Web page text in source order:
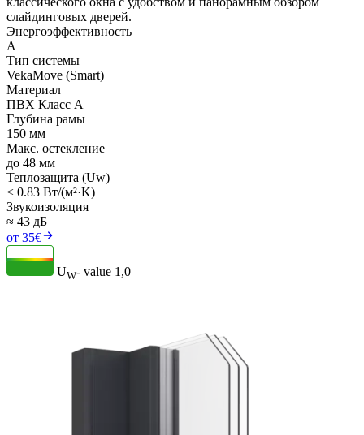
слайдинговых дверей.
Энергоэффективность
A
Тип системы
VekaMove (Smart)
Материал
ПВХ Класс А
Глубина рамы
150 мм
Макс. остекление
до 48 мм
Теплозащита (Uw)
≤ 0.83 Вт/(м²·K)
Звукоизоляция
≈ 43 дБ
от 35€
UW- value 1,0